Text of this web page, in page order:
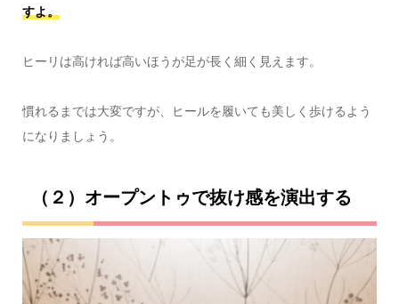
すよ。
ヒーリは高ければ高いほうが足が長く細く見えます。
慣れるまでは大変ですが、ヒールを履いても美しく歩けるよう
になりましょう。
（２）オープントゥで抜け感を演出する